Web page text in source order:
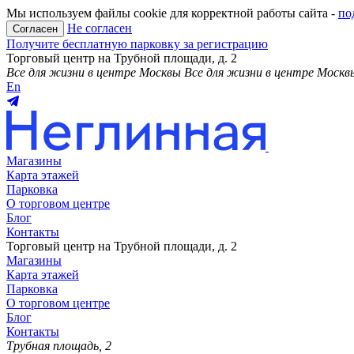
Мы используем файлы cookie для корректной работы сайта -
Согласен
Не согласен
Получите бесплатную парковку за регистрацию
Торговый центр на Трубной площади, д. 2
Все для жизни в центре Москвы Все для жизни в центре
En
Магазины
Карта этажей
Парковка
О торговом центре
Блог
Контакты
Торговый центр на Трубной площади, д. 2
Магазины
Карта этажей
Парковка
О торговом центре
Блог
Контакты
Трубная площадь, 2